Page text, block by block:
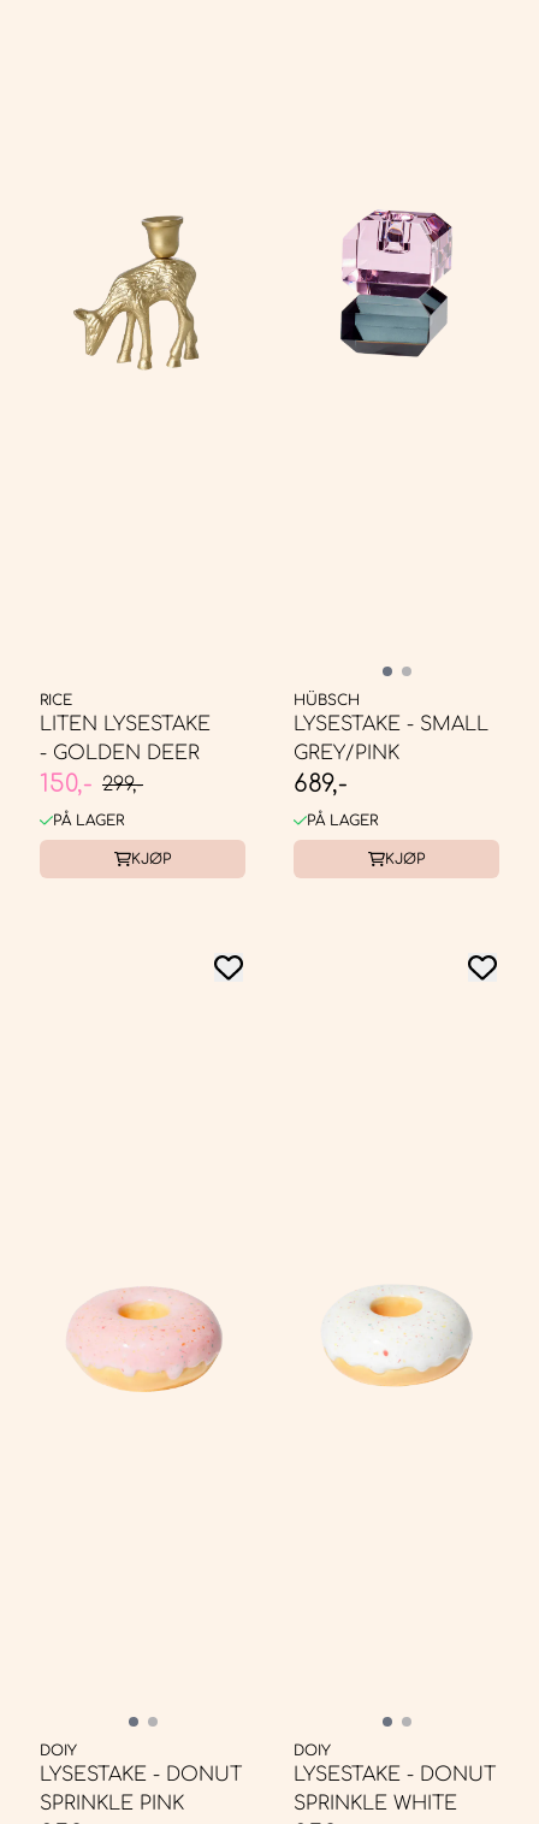
RICE
LITEN LYSESTAKE
- GOLDEN DEER
150,- 299,-
PÅ LAGER
KJØP
HÜBSCH
LYSESTAKE - SMALL
GREY/PINK
689,-
PÅ LAGER
KJØP
DOIY
LYSESTAKE - DONUT
SPRINKLE PINK
DOIY
LYSESTAKE - DONUT
SPRINKLE WHITE